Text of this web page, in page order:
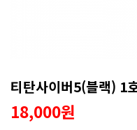
티탄사이버5(블랙) 1
18,000원